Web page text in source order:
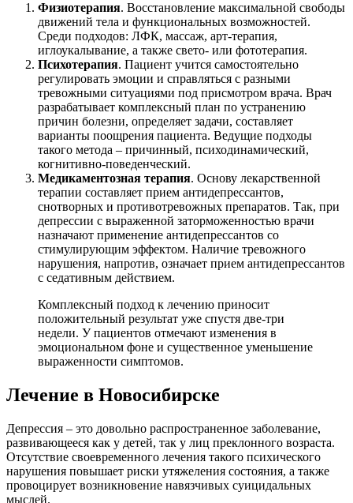
Физиотерапия. Восстановление максимальной свободы
движений тела и функциональных возможностей.
Среди подходов: ЛФК, массаж, арт-терапия,
иглоукалывание, а также свето- или фототерапия.
Психотерапия. Пациент учится самостоятельно
регулировать эмоции и справляться с разными
тревожными ситуациями под присмотром врача. Врач
разрабатывает комплексный план по устранению
причин болезни, определяет задачи, составляет
варианты поощрения пациента. Ведущие подходы
такого метода – причинный, психодинамический,
когнитивно-поведенческий.
Медикаментозная терапия. Основу лекарственной
терапии составляет прием антидепрессантов,
снотворных и противотревожных препаратов. Так, при
депрессии с выраженной заторможенностью врачи
назначают применение антидепрессантов со
стимулирующим эффектом. Наличие тревожного
нарушения, напротив, означает прием антидепрессантов
с седативным действием.
Комплексный подход к лечению приносит
положительный результат уже спустя две-три
недели. У пациентов отмечают изменения в
эмоциональном фоне и существенное уменьшение
выраженности симптомов.
Лечение в Новосибирске
Депрессия – это довольно распространенное заболевание,
развивающееся как у детей, так у лиц преклонного возраста.
Отсутствие своевременного лечения такого психического
нарушения повышает риски утяжеления состояния, а также
провоцирует возникновение навязчивых суицидальных
мыслей.